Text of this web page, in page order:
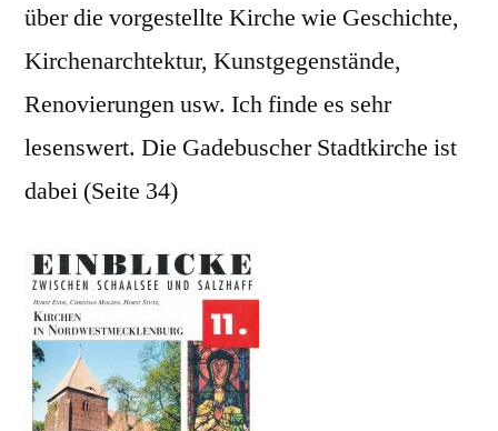
über die vorgestellte Kirche wie Geschichte,
Kirchenarchtektur, Kunstgegenstände,
Renovierungen usw. Ich finde es sehr
lesenswert. Die Gadebuscher Stadtkirche ist
dabei (Seite 34)